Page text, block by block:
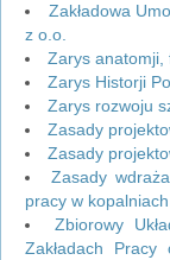
Zakładowa
z o.o.
Zarys anatomji,
Zarys Historji
Zarys rozwoju
Zasady
Zasady
Zasady
pracy w
Zbiorowy
Zakładach Pracy